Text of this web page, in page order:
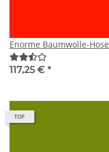
Enorme Baumwolle-Hose
117,25 € *
TOP